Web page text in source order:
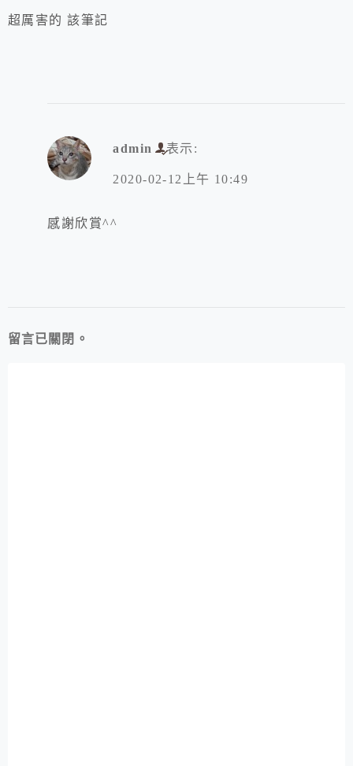
超厲害的 該筆記
admin 表示:
2020-02-12上午 10:49
感謝欣賞^^
留言已關閉。